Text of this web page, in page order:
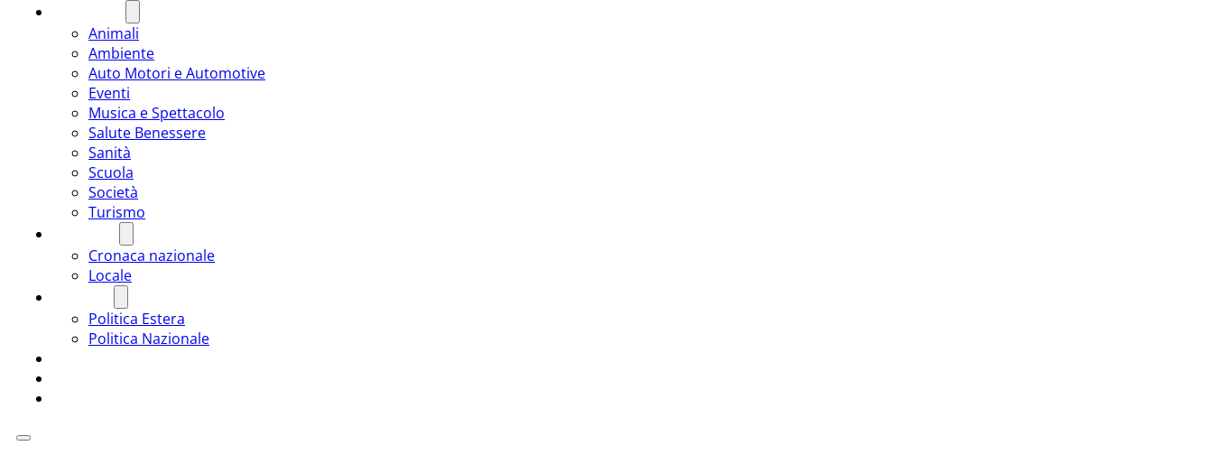
Animali
Ambiente
Auto Motori e Automotive
Eventi
Musica e Spettacolo
Salute Benessere
Sanità
Scuola
Società
Turismo
Cronaca nazionale
Locale
Politica Estera
Politica Nazionale